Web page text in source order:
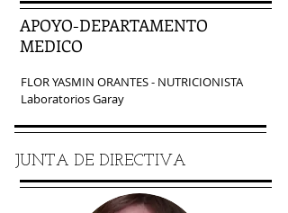
APOYO-DEPARTAMENTO
MEDICO
FLOR YASMIN ORANTES - NUTRICIONISTA
Laboratorios Garay
JUNTA DE DIRECTIVA